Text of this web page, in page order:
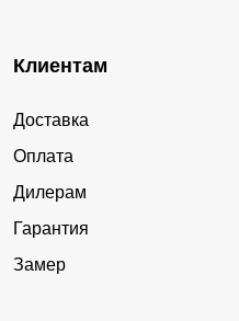
Клиентам
Доставка
Оплата
Дилерам
Гарантия
Замер